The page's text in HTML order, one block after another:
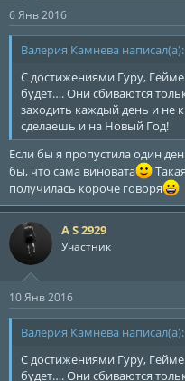
6 Янв 2016
Валерия Камнева написал(а):
С достижениями Гуру,
будет…. Они сбиваются
заходить каждый день и не
сделаешь и на Новый Год!
Если бы я пропустила один
бы, что сама виновата
получилась короче говоря
A S 2929
Участник
10 Янв 2016
Валерия Камнева написал(а):
С достижениями Гуру,
будет…. Они сбиваются